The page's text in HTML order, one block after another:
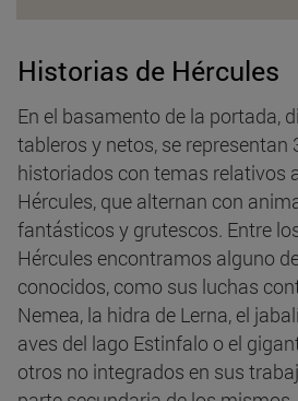
Historias de Hércules
En el basamento de la portada,
tableros y netos, se representan
historiados con temas relativos
Hércules, que alternan con
fantásticos y grutescos. Entre
Hércules encontramos alguno
conocidos, como sus luchas
Nemea, la hidra de Lerna, el
aves del lago Estinfalo o el
otros no integrados en sus